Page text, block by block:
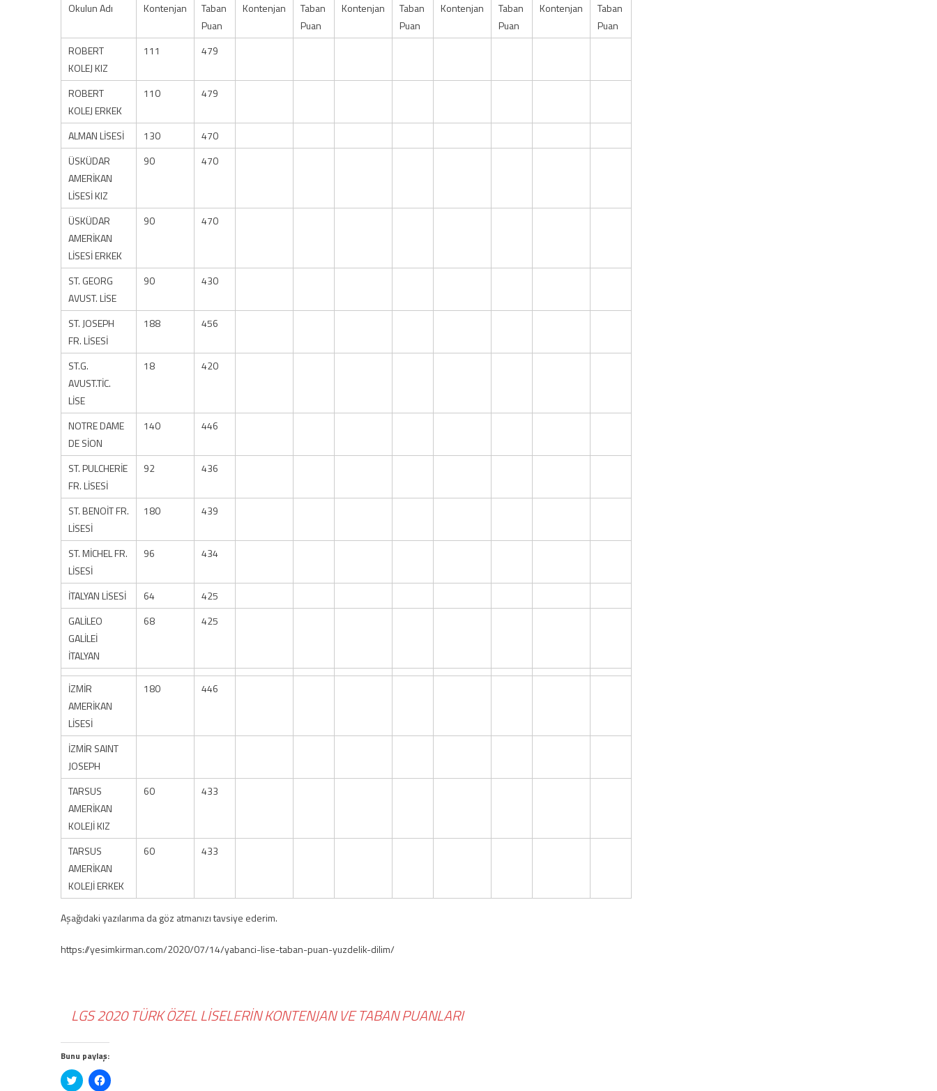
Okulun Adı
Kontenjan
Taban
Puan
Kontenjan
Taban
Puan
Kontenjan
Taban
Puan
Kontenjan
Taban
Puan
Kontenjan
Taban
Puan
ROBERT
KOLEJ KIZ
111 479
ROBERT
KOLEJ ERKEK
110 479
ALMAN LİSESİ 130
470
ÜSKÜDAR
AMERİKAN
LİSESİ KIZ
90 470
ÜSKÜDAR
AMERİKAN
LİSESİ ERKEK
90 470
ST. GEORG
AVUST. LİSE
90 430
ST. JOSEPH
FR. LİSESİ
188 456
ST.G.
AVUST.TİC.
LİSE
18 420
NOTRE DAME
DE SİON
140 446
ST. PULCHERİE
FR. LİSESİ
92 436
ST. BENOİT FR.
LİSESİ
180 439
ST. MİCHEL FR.
LİSESİ
96 434
İTALYAN LİSESİ 64
425
GALİLEO
GALİLEİ
İTALYAN
68 425
İZMİR
AMERİKAN
LİSESİ
180 446
İZMİR SAINT
JOSEPH
TARSUS
AMERİKAN
KOLEJİ KIZ
60 433
TARSUS
AMERİKAN
KOLEJİ ERKEK
60 433
Aşağıdaki yazılarıma da göz atmanızı tavsiye ederim.
https://yesimkirman.com/2020/07/14/yabanci-lise-taban-puan-yuzdelik-dilim/